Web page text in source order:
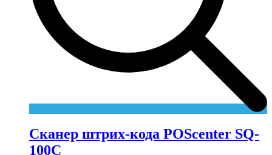
Сканер штрих-кода POScenter SQ-
100C